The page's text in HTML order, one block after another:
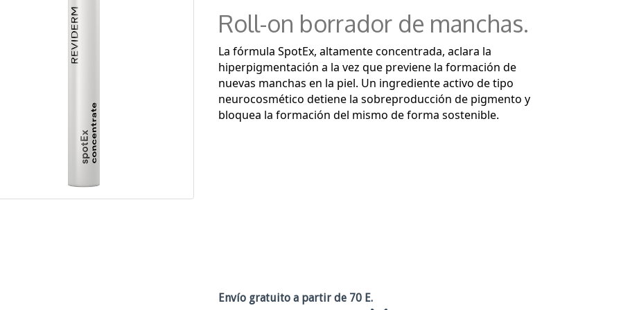
Roll-on borrador de manchas.
La fórmula SpotEx, altamente concentrada, aclara la
hiperpigmentación a la vez que previene la formación de
nuevas manchas en la piel. Un ingrediente activo de tipo
neurocosmético detiene la sobreproducción de pigmento y
bloquea la formación del mismo de forma sostenible.
Envío gratuito a partir de 70 E.